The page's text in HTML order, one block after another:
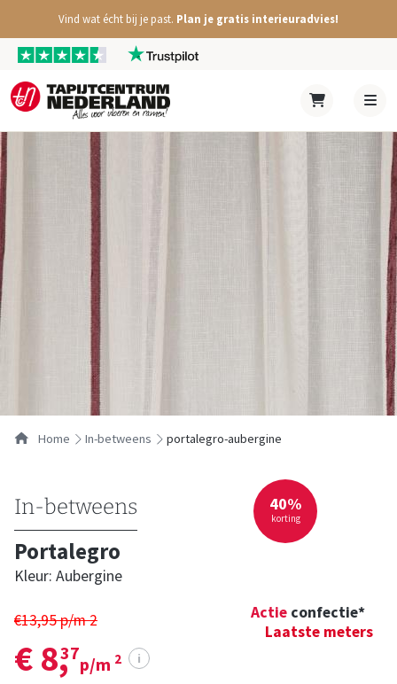
Vind wat écht bij je past. Plan je gratis interieuradvies!
Home in-betweens portalegro-aubergine
In-betweens
Portalegro
Kleur: Aubergine
€13,95 p/m2
€ 8,
37
p/m 2 i
Actie confectie*
Laatste meters
40%
korting